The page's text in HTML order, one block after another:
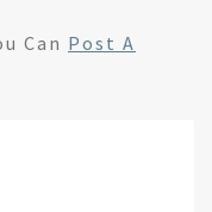
Can Post A